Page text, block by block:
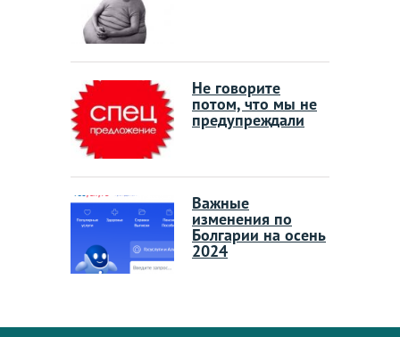
Не говорите
потом, что мы не
предупреждали
Важные
изменения по
Болгарии на осень
2024